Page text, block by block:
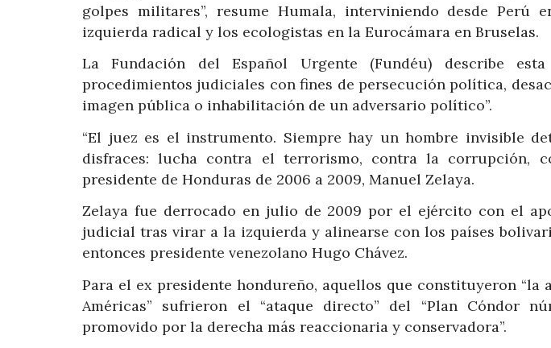
golpes militares”, resume Humala, interviniendo desde Perú
izquierda radical y los ecologistas en la Eurocámara en Bruselas.
La Fundación del Español Urgente (Fundéu) describe
procedimientos judiciales con fines de persecución política,
imagen pública o inhabilitación de un adversario político”.
“El juez es el instrumento. Siempre hay un hombre invisible
disfraces: lucha contra el terrorismo, contra la corrupción,
presidente de Honduras de 2006 a 2009, Manuel Zelaya.
Zelaya fue derrocado en julio de 2009 por el ejército con el
judicial tras virar a la izquierda y alinearse con los países
entonces presidente venezolano Hugo Chávez.
Para el ex presidente hondureño, aquellos que constituyeron “la
Américas” sufrieron el “ataque directo” del “Plan Cóndor
promovido por la derecha más reaccionaria y conservadora”.